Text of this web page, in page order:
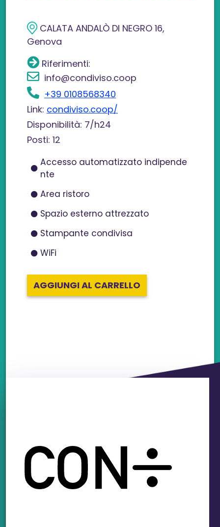
CALATA ANDALÒ DI NEGRO 16,
Genova
Riferimenti:
info@condiviso.coop
+39 0108568340
Link: condiviso.coop/
Disponibilità: 7/h24
Posti: 12
Accesso automatizzato indipende
nte
Area ristoro
Spazio esterno attrezzato
Stampante condivisa
WiFi
AGGIUNGI AL CARRELLO